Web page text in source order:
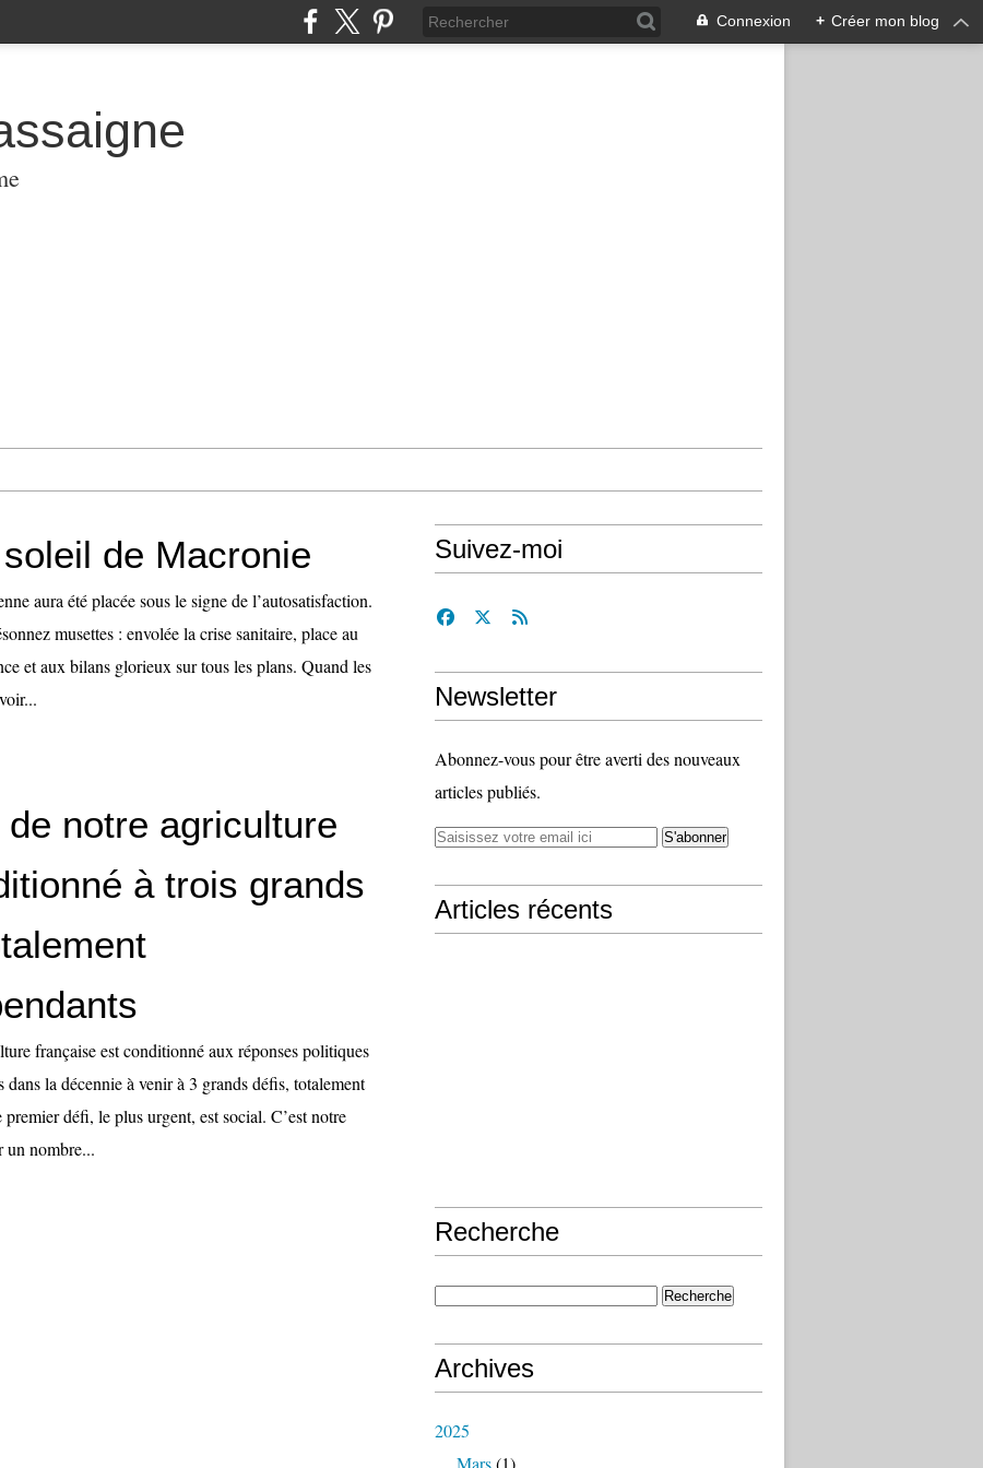
Connexion + Créer mon blog
de Macronie
aura été placée sous le signe de l’autosatisfaction.
musettes : envolée la crise sanitaire, place au
et aux bilans glorieux sur tous les plans. Quand les
notre agriculture
à trois grands
française est conditionné aux réponses politiques
dans la décennie à venir à 3 grands défis, totalement
défi, le plus urgent, est social. C’est notre
un nombre...
Suivez-moi
Newsletter
Abonnez-vous pour être averti des nouveaux
articles publiés.
Articles récents
Recherche
Archives
2025
Mars(1)